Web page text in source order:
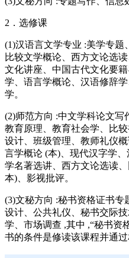
2．选修课
(1)汉语言文学专业 :美学专题
比较文学概论、西方文论选
文化讲座、中国古代文化要
学、语言学概论、汉语修辞
学。
(2)师范方向 :中文学科论文
教育原理、教育社会学、比
设计、班级管理、教师礼仪
言学概论 (本)、现代汉字学
学名著选讲、西方文论选读
本)、影视批评。
(3)文秘方向 :秘书资格证书
设计、公共礼仪、秘书交际
学、市场调查 ,其中 ,“秘书资
书的条件是修读该课程并通过